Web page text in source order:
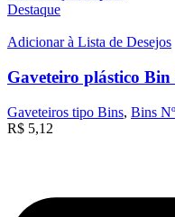
Destaque
Adicionar à Lista de Desejos
Gaveteiro plástico Bin
Gaveteiros tipo Bins, Bins
R$ 5,12